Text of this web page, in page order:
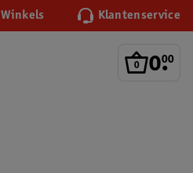
Winkels Klantenservice
0.
00